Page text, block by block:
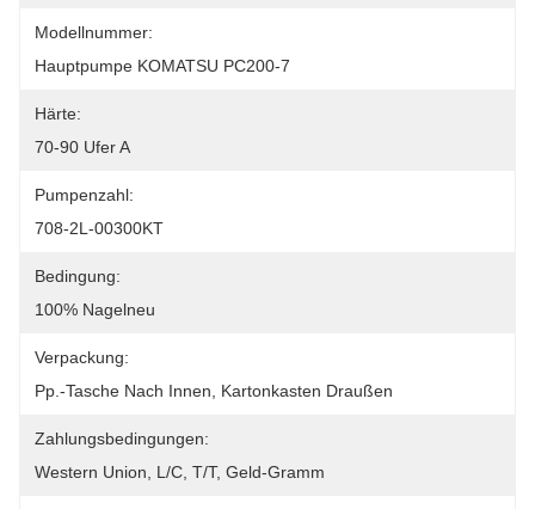
Modellnummer:
Hauptpumpe KOMATSU PC200-7
Härte:
70-90 Ufer A
Pumpenzahl:
708-2L-00300KT
Bedingung:
100% Nagelneu
Verpackung:
Pp.-Tasche Nach Innen, Kartonkasten Draußen
Zahlungsbedingungen:
Western Union, L/C, T/T, Geld-Gramm